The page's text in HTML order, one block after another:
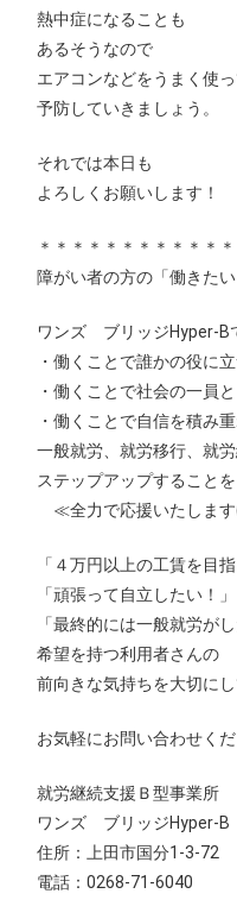
熱中症になることも
あるそうなので
エアコンなどをうまく使
予防していきましょう。
それでは本日も
よろしくお願いします！
＊＊＊＊＊＊＊＊＊＊＊
障がい者の方の「働きた
ワンズ ブリッジHyper-B
・働くことで誰かの役に
・働くことで社会の一員
・働くことで自信を積み重
一般就労、就労移行、就
ステップアップすることを
≪全力で応援いたしま
「４万円以上の工賃を目指
「頑張って自立したい！」
「最終的には一般就労が
希望を持つ利用者さんの
前向きな気持ちを大切にし
お気軽にお問い合わせく
就労継続支援Ｂ型事業所
ワンズ ブリッジHyper-B
住所：上田市国分1‐3‐72
電話：0268-71-6040